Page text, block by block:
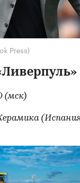
Press)
(мск)